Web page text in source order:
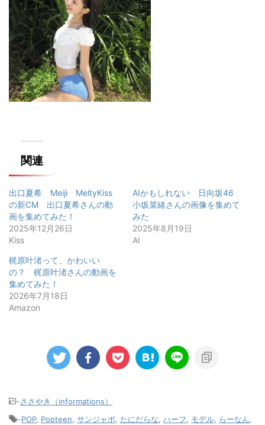
関連
出口夏希 Meiji MeltyKiss
の新CM 出口夏希さんの動
画を集めてみた！
2025年12月26日
Kiss
AIかもしれない 日向坂46
小坂菜緒さんの画像を集めて
みた
2025年8月19日
AI
梶原叶渚って、かわいい
の？ 梶原叶渚さんの動画を
集めてみた！
2026年7月18日
Amazon
-ささやき（informations）
-POP, Popteen サンジャポ たにだらな ハーフ モデル らーなん